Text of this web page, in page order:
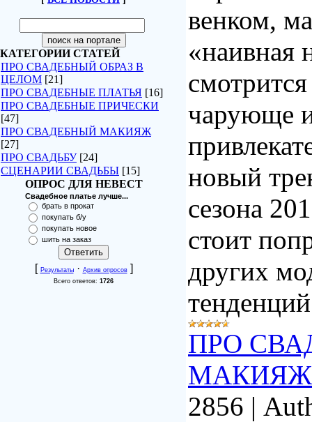
КАТЕГОРИИ СТАТЕЙ
ПРО СВАДЕБНЫЙ ОБРАЗ В
ЦЕЛОМ [21]
ПРО СВАДЕБНЫЕ ПЛАТЬЯ [16]
ПРО СВАДЕБНЫЕ ПРИЧЕСКИ
[47]
ПРО СВАДЕБНЫЙ МАКИЯЖ
[27]
ПРО СВАДЬБУ [24]
СЦЕНАРИИ СВАДЬБЫ [15]
ОПРОС ДЛЯ НЕВЕСТ
Свадебное платье лучше...
брать в прокат
покупать б/у
покупать новое
шить на заказ
[ Результаты· Архив опросов]
Всего ответов: 1726
венком,
«наивная
чарующе
новый
сезона
стоит
других
ПРО
МАКИЯЖ
2856 |